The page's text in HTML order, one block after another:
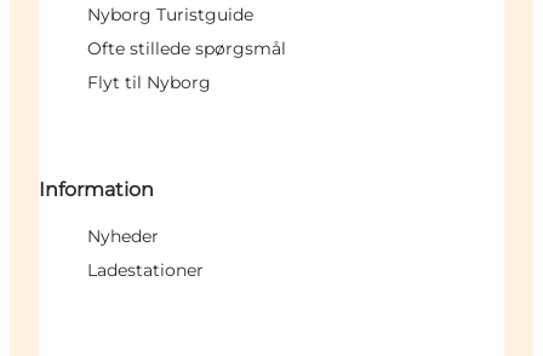
Nyborg Turistguide
Ofte stillede spørgsmål
Flyt til Nyborg
Information
Nyheder
Ladestationer